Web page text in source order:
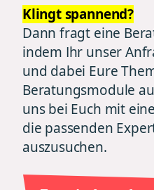
Klingt spannend?
Dann fragt eine
indem Ihr unser
und dabei Eure
Beratungsmodule
uns bei Euch mit
die passenden
auszusuchen.